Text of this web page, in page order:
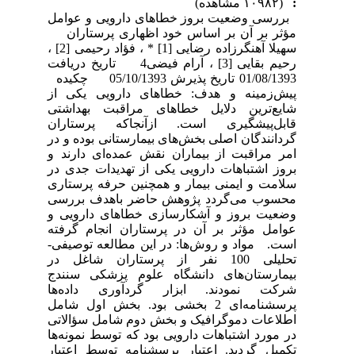
بررسی وضعیت بروز خطاهای دارویی و عوامل
مؤثر بر آن بر اساس خود اظهاری پرستاران
سهیلا آهنگرزاده رضایی [1] * ، فؤاد رحیمی [2] ،
رحیم بقایی [3] ، آرام فیضی4 تاریخ دریافت
01/08/1393 تاریخ پذیرش 05/10/1393 چکیده
پیش‌زمینه و هدف: خطاهای دارویی یکی از
شایع‌ترین دلایل خطاهای مراقبت بهداشتی
قابل‌پیشگیری است. ازآنجاکه پرستاران
گردانندگان اصلی بخش‌های بیمارستانی بوده و در
امر مراقبت از بیماران نقش عمده‌ای دارند و
بروز اشتباهات دارویی یکی از تهدیدات جدی در
سلامت و ایمنی بیمار و همچنین حرفه پرستاری
محسوب می‌گردد پژوهش حاضر باهدف بررسی
وضعیت بروز و آشکارسازی خطاهای دارویی و
عوامل مؤثر بر آن در پرستاران انجام گرفته
است. مواد و روش‌ها: در این مطالعه توصیفی-
تحلیلی 100 نفر از پرستاران شاغل در
بیمارستان‌های دانشگاه علوم پزشکی سنندج
شرکت نمودند. ابزار گردآوری داده‌ها
پرسشنامه‌ای 2 بخشی بود. بخش اول شامل
اطلاعات دموگرافیک و بخش دوم شامل سؤالاتی
در مورد اشتباهات دارویی بود که توسط نمونه‌ها
تکمیل گردید. اعتبار پرسشنامه توسط اعتبار